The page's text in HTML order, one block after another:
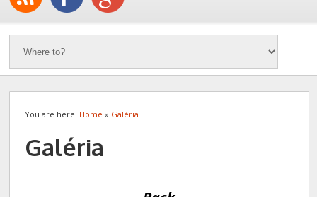
You are here: Home » Galéria
Galéria